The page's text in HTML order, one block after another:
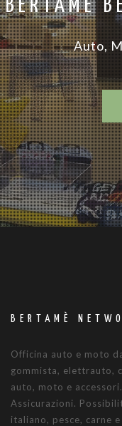
BERTAME
Auto,
BERTAMÈ
Officina auto e moto
gommista, elettrauto,
auto, moto e
Assicurazioni.
italiano, pesce, carne